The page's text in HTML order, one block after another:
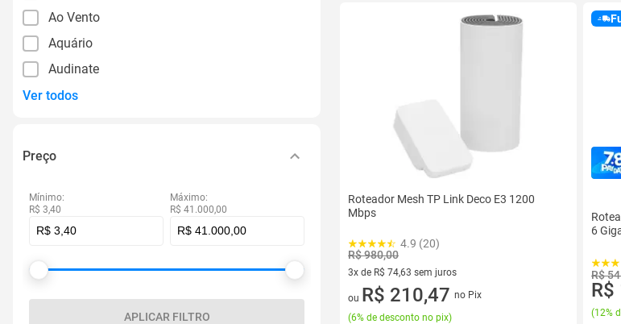
Ao Vento
Aquário
Audinate
Ver todos
Preço
Mínimo:
R$ 3,40
Máximo:
R$ 41.000,00
APLICAR FILTRO
Roteador Mesh TP Link Deco E3 1200
Mbps
4.9 (20)
R$ 980,00
3x de R$ 74,63 sem juros
3 vez de R$ 74,63 sem juros
ou R$ 210,47 no Pix
(6% de desconto no pix)
6
R$
R$
(12%